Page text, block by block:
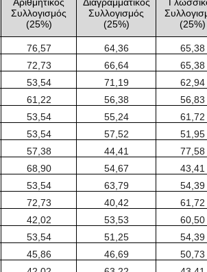
Συλλογισμός
(25%)
Συλλογισμός
(25%)
(25%)
76 57 64, 36 65, 38
72 73 66 64 65, 38
53 54 71 19 62 94
61 22 56 38 56 83
53 54 55, 24 61 72
53 54 57 52 51 95
57 38 44, 41 77 58
68 90 54, 67 43 41
53 54 63 79 54, 39
72 73 40, 42 61 72
42 02 53 53 60, 50
53 54 51 25 54, 39
45, 86 46 69 50, 73